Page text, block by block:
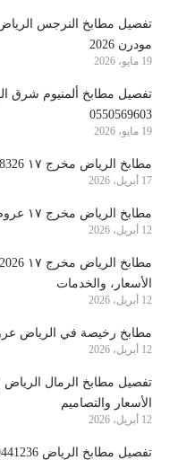
تفصيل مطابخ النرجس
مودرن 2026
19 مايو، 2026
تفصيل مطابخ ألمنيوم شرق
0550569603
19 مايو، 2026
مطابخ الرياض مخرج ١٧ 0537148326
17 أبريل، 2026
مطابخ الرياض مخرج ١٧ عروض مميزة
12 أبريل، 2026
الأسعار، والخدمات
12 أبريل، 2026
مطابخ رخيصة في الرياض
12 أبريل، 2026
الأسعار والتصاميم
12 أبريل، 2026
تفصيل مطابخ الرياض 0510441236